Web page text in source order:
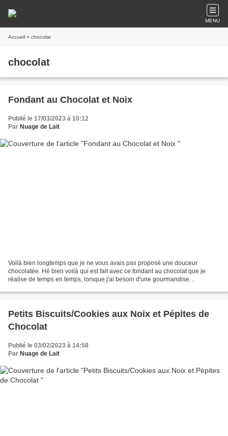
MENU
Accueil » chocolat
chocolat
Fondant au Chocolat et Noix
Publié le 17/03/2023 à 10:12
Par Nuage de Lait
Voilà bien longtemps que je ne vous avais pas proposé une douceur
chocolatée. Hé bien voilà qui est fait avec ce fondant au chocolat que je
réalise de temps en temps, lorsque j'ai besoin d'une gourmandise
Petits Biscuits/Cookies aux Noix et Pépites de
Chocolat
Publié le 03/02/2023 à 14:58
Par Nuage de Lait